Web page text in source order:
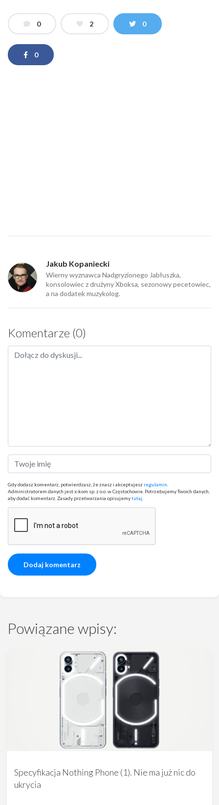
0 2 0
0
Jakub Kopaniecki
Wierny wyznawca Nadgryzionego Jabłuszka,
konsolowiec z drużyny Xboksa, sezonowy pecetowiec,
a na dodatek muzykolog.
Komentarze (0)
Gdy dodasz komentarz, potwierdzasz, że znasz i akceptujesz regulamin
Administratorem danych jest x-kom sp. z o.o. w Częstochowie. Potrzebujemy Twoich danych,
aby dodać komentarz. Zasady przetwarzania opisujemytutaj
Powiązane wpisy:
Specyfikacja Nothing Phone (1). Nie ma już nic do
ukrycia